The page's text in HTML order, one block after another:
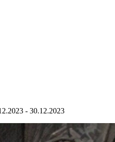
- 30.12.2023